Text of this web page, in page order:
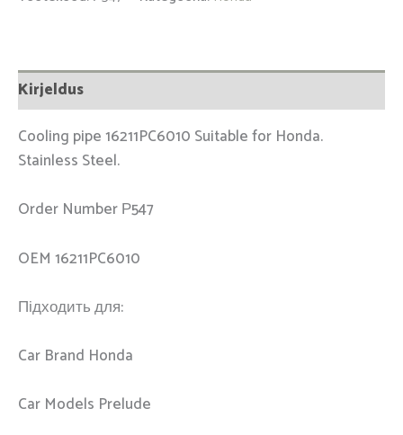
Kirjeldus
Cooling pipe 16211PC6010 Suitable for Honda.
Stainless Steel.
Order Number Р547
OEM 16211PC6010
Підходить для:
Car Brand Honda
Car Models Prelude